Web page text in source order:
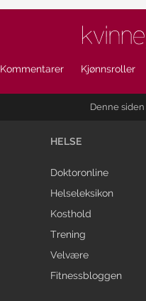
Kommentarer Kjønnsroller
Denne
HELSE
Doktoronline
Helseleksikon
Kosthold
Trening
Velvære
Fitnessbloggen